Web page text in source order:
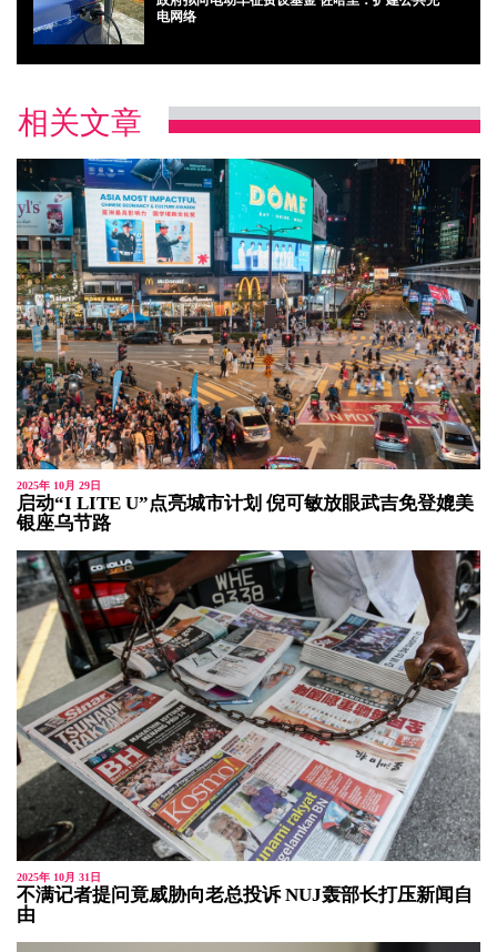
电网络
相关文章
2025年 10月 29日
启动“I LITE U”点亮城市计划 倪可敏放眼武吉免登媲美
银座乌节路
2025年 10月 31日
不满记者提问竟威胁向老总投诉 NUJ轰部长打压新闻自
由